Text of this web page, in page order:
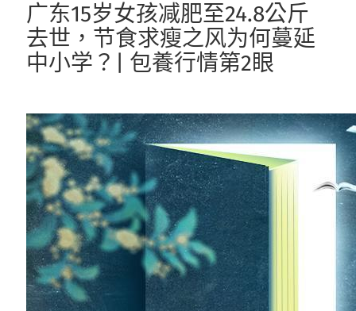
广东15岁女孩减肥至24.8公斤
去世，节食求瘦之风为何蔓延
中小学？| 包養行情第2眼